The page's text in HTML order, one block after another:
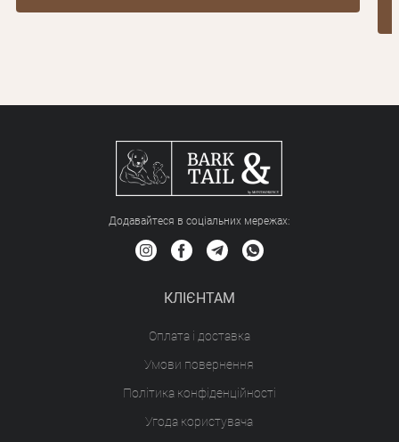
Додавайтеся в соціальних мережах:
КЛІЄНТАМ
Оплата і доставка
Умови повернення
Політика конфіденційності
Угода користувача